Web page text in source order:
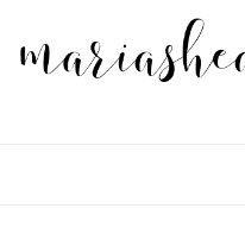
primary
primary
footer